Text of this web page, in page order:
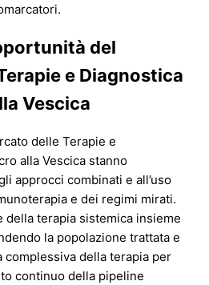
del
e Diagnostica
Vescica
delle Terapie e
alla Vescica stanno
approcci combinati e all’uso
e dei regimi mirati.
della terapia sistemica insieme
la popolazione trattata e
complessiva della terapia per
continuo della pipeline